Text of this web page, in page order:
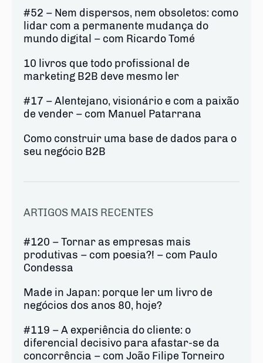
#52 – Nem dispersos, nem obsoletos: como
lidar com a permanente mudança do
mundo digital – com Ricardo Tomé
10 livros que todo profissional de
marketing B2B deve mesmo ler
#17 – Alentejano, visionário e com a paixão
de vender – com Manuel Patarrana
Como construir uma base de dados para o
seu negócio B2B
ARTIGOS MAIS RECENTES
#120 – Tornar as empresas mais
produtivas – com poesia?! – com Paulo
Condessa
Made in Japan: porque ler um livro de
negócios dos anos 80, hoje?
#119 – A experiência do cliente: o
diferencial decisivo para afastar-se da
concorrência – com João Filipe Torneiro